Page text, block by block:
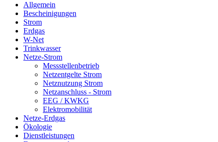
Allgemein
Bescheinigungen
Strom
Erdgas
W-Net
Trinkwasser
Netze-Strom
Messstellenbetrieb
Netzentgelte Strom
Netznutzung Strom
Netzanschluss - Strom
EEG / KWKG
Elektromobilität
Netze-Erdgas
Ökologie
Dienstleistungen